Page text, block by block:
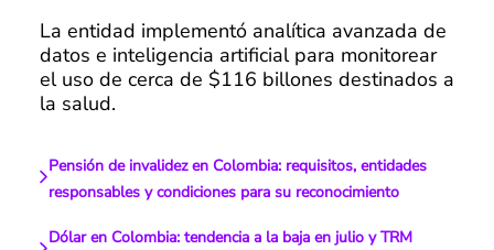
La entidad implementó analítica avanzada de
datos e inteligencia artificial para monitorear
el uso de cerca de $116 billones destinados a
la salud.
Pensión de invalidez en Colombia: requisitos, entidades
responsables y condiciones para su reconocimiento
Dólar en Colombia: tendencia a la baja en julio y TRM